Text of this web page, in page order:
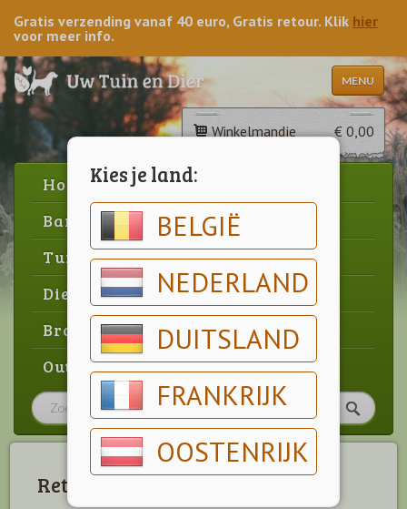
Kies je land:
BELGIË
NEDERLAND
DUITSLAND
FRANKRIJK
OOSTENRIJK
Gratis verzending vanaf 40 euro, Gratis retour. Klik hier
voor meer info.
MENU
Winkelmandje € 0,00
Home
Barbecue
Tuin
Dier
Brood & gebak
Outlet
Retourneren